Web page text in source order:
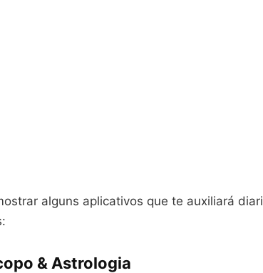
alguns aplicativos que te auxiliará
& Astrologia